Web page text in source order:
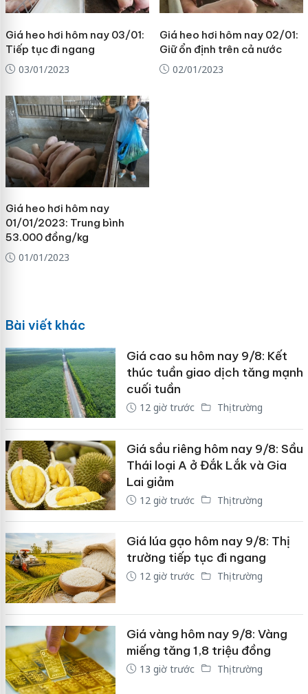
Giá heo hơi hôm nay 03/01:
Tiếp tục đi ngang
03/01/2023
Giá heo hơi hôm nay 02/01:
Giữ ổn định trên cả nước
02/01/2023
Giá heo hơi hôm nay
01/01/2023: Trung bình
53.000 đồng/kg
01/01/2023
Bài viết khác
Giá cao su hôm nay 9/8: Kết
thúc tuần giao dịch tăng mạnh
cuối tuần
12 giờ trước Thị trường
Giá sầu riêng hôm nay 9/8: Sầu
Thái loại A ở Đắk Lắk và Gia
Lai giảm
12 giờ trước Thị trường
Giá lúa gạo hôm nay 9/8: Thị
trường tiếp tục đi ngang
12 giờ trước Thị trường
Giá vàng hôm nay 9/8: Vàng
miếng tăng 1,8 triệu đồng
13 giờ trước Thị trường